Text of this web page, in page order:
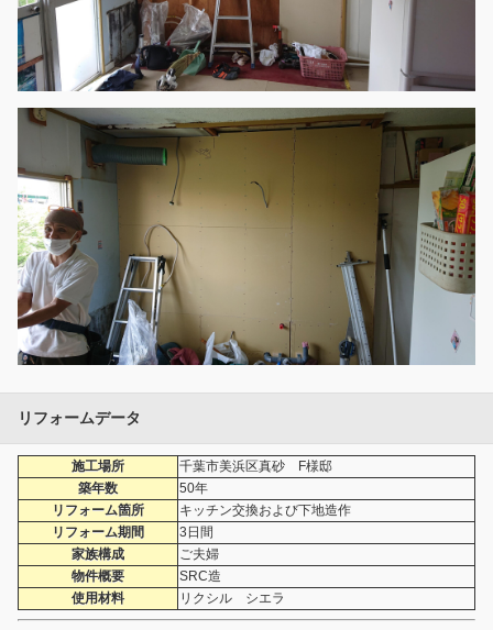
リフォームデータ
施工場所
千葉市美浜区真砂 F様邸
築年数
50年
リフォーム箇所
キッチン交換および下地造作
リフォーム期間
3日間
家族構成
ご夫婦
物件概要
SRC造
使用材料
リクシル シエラ